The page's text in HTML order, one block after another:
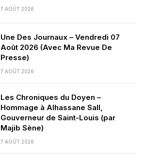
7 AOÛT 2026
Une Des Journaux – Vendredi 07
Août 2026 (Avec Ma Revue De
Presse)
7 AOÛT 2026
Les Chroniques du Doyen –
Hommage à Alhassane Sall,
Gouverneur de Saint-Louis (par
Majib Sène)
7 AOÛT 2026